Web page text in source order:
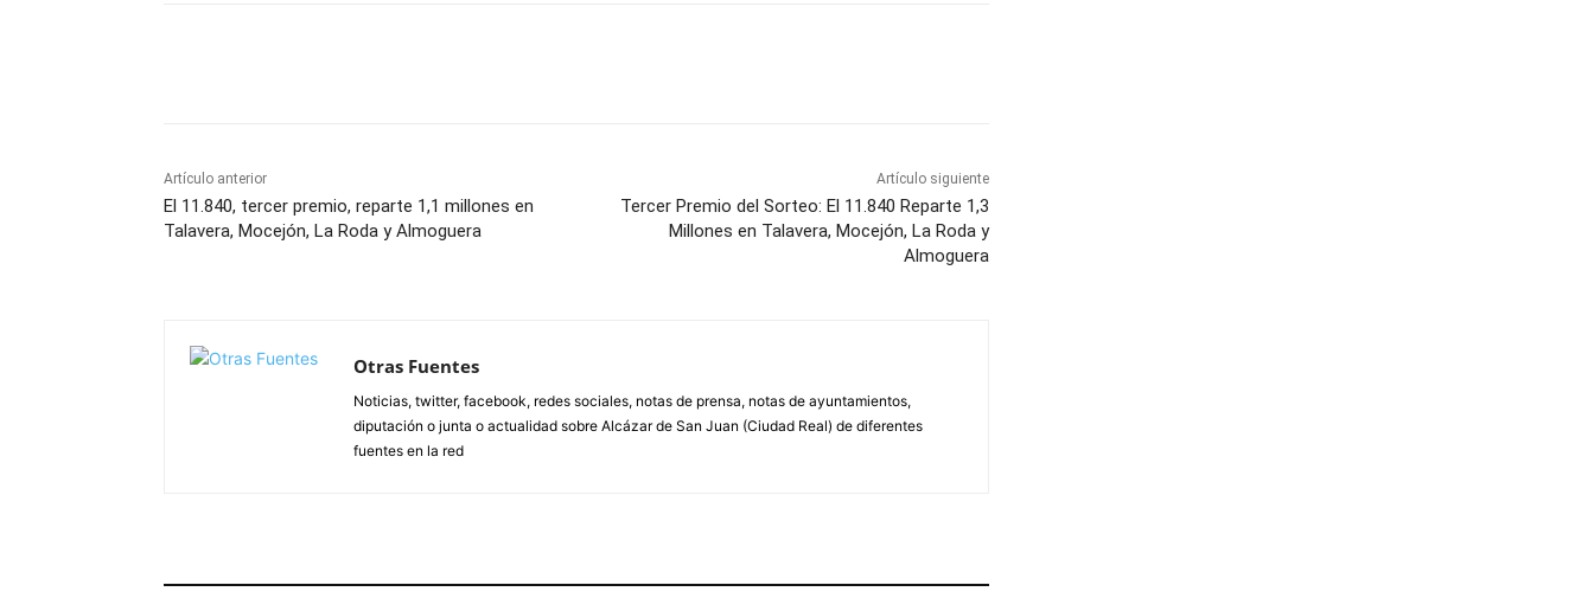
Artículo anterior
El 11.840, tercer premio, reparte 1,1 millones en
Talavera, Mocejón, La Roda y Almoguera
Artículo siguiente
Tercer Premio del Sorteo: El 11.840 Reparte 1,3
Millones en Talavera, Mocejón, La Roda y
Almoguera
Otras Fuentes
Noticias, twitter, facebook, redes sociales, notas de prensa, notas de ayuntamientos,
diputación o junta o actualidad sobre Alcázar de San Juan (Ciudad Real) de diferentes
fuentes en la red